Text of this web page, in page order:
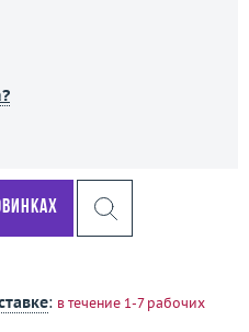
: в течение 1-7 рабочих